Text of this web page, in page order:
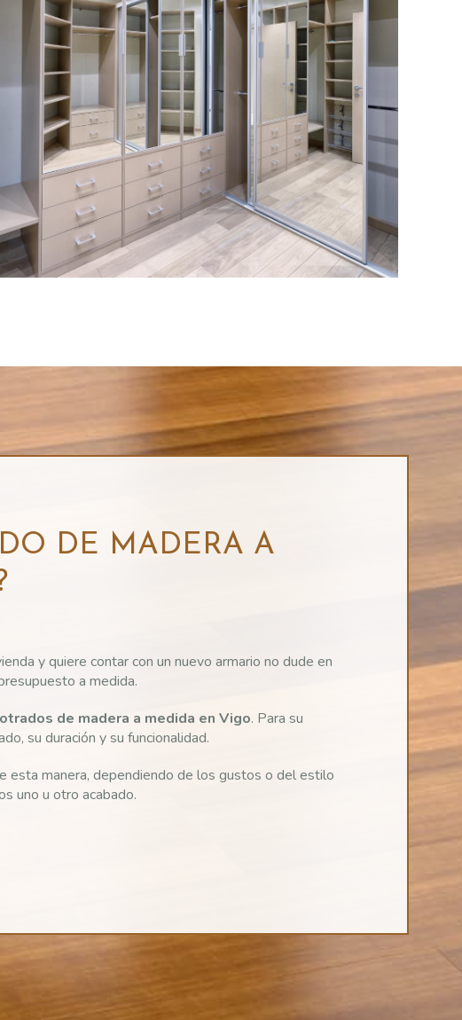
DE MADERA A
y quiere contar con un nuevo armario no dude en
a medida.
de madera a medida en Vigo. Para su
su duración y su funcionalidad.
esta manera, dependiendo de los gustos o del estilo
uno u otro acabado.